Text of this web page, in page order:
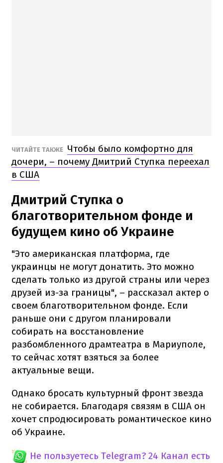
ЧИТАЙТЕ ТАКЖЕ Чтобы было комфортно для
дочери, – почему Дмитрий Ступка переехал
в США
Дмитрий Ступка о
благотворительном фонде и
будущем кино об Украине
"Это американская платформа, где
украинцы не могут донатить. Это можно
сделать только из другой страны или через
друзей из-за границы", – рассказал актер о
своем благотворительном фонде. Если
раньше они с другом планировали
собирать на восстановление
разбомбленного драмтеатра в Мариуполе,
то сейчас хотят взяться за более
актуальные вещи.
Однако бросать культурный фронт звезда
не собирается. Благодаря связям в США он
хочет спродюсировать романтическое кино
об Украине.
Не пользуетесь Telegram? 24 Канал есть